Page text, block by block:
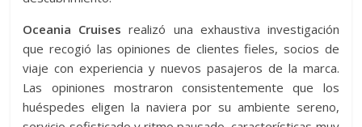
Oceania Cruises realizó una exhaustiva investigación
que recogió las opiniones de clientes fieles, socios de
viaje con experiencia y nuevos pasajeros de la marca.
Las opiniones mostraron consistentemente que los
huéspedes eligen la naviera por su ambiente sereno,